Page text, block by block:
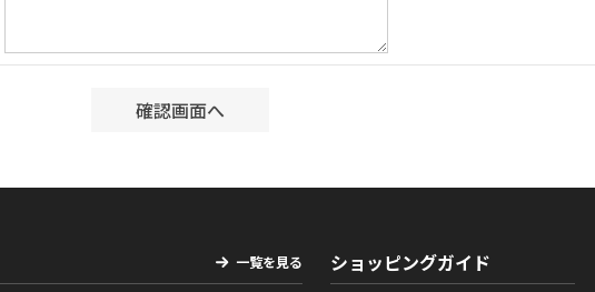
一覧を見る ショッピングガイド